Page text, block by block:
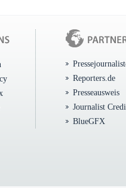
Reporters.de
Presseausweis
Journalist
BlueGFX